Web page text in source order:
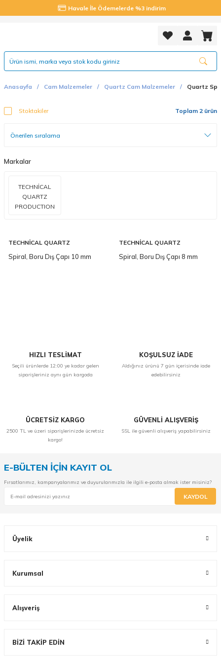
Havale İle Ödemelerde %3 indirim
Anasayfa Cam Malzemeler Quartz Cam Malzemeler Quartz
Stoktakiler Toplam 2 ürün
Markalar
TECHNİCAL
QUARTZ
PRODUCTION
TECHNİCAL QUARTZ
Spiral, Boru Dış Çapı 10 mm
TECHNİCAL QUARTZ
Spiral, Boru Dış Çapı 8 mm
HIZLI TESLİMAT
Seçili ürünlerde 12:00 ye kadar gelen
siparişleriniz aynı gün kargoda
KOŞULSUZ İADE
Aldığınız ürünü 7 gün içerisinde iade
edebilirsiniz
ÜCRETSİZ KARGO
2500 TL ve üzeri siparişlerinizde ücretsiz
kargo!
GÜVENLİ ALIŞVERİŞ
SSL ile güvenli alışveriş yapabilirsiniz
E-BÜLTEN İÇİN KAYIT OL
Fırsatlarımız, kampanyalarımız ve duyurularımızla ile ilgili e-posta almak ister misiniz?
KAYDOL
Üyelik
Kurumsal
Alışveriş
BİZİ TAKİP EDİN